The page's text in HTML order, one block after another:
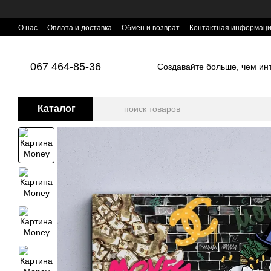
О нас Оплата и доставка Обмен и возврат Контактная
067 464-85-36 Создавайте больше, чем
Каталог